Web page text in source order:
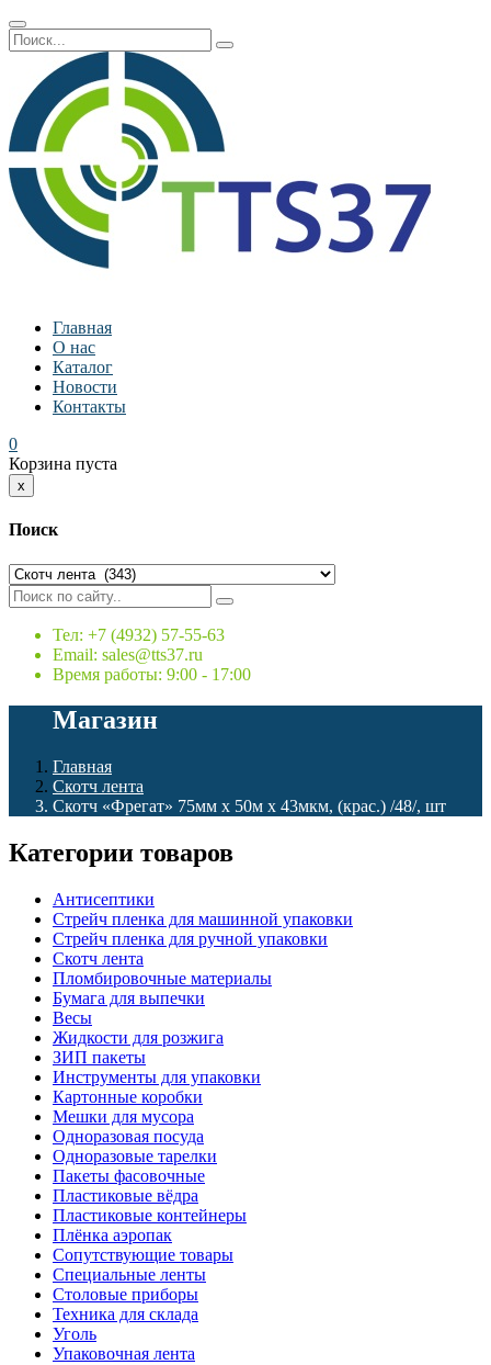
Главная
О нас
Каталог
Новости
Контакты
0
Корзина пуста
x
Поиск
Тел: +7 (4932) 57-55-63
Email: sales@tts37.ru
Время работы: 9:00 - 17:00
Магазин
Главная
Скотч лента
Скотч «Фрегат» 75мм х 50м х 43мкм, (крас.) /48/, шт
Категории товаров
Антисептики
Стрейч пленка для машинной упаковки
Стрейч пленка для ручной упаковки
Скотч лента
Пломбировочные материалы
Бумага для выпечки
Весы
Жидкости для розжига
ЗИП пакеты
Инструменты для упаковки
Картонные коробки
Мешки для мусора
Одноразовая посуда
Одноразовые тарелки
Пакеты фасовочные
Пластиковые вёдра
Пластиковые контейнеры
Плёнка аэропак
Сопутствующие товары
Специальные ленты
Столовые приборы
Техника для склада
Уголь
Упаковочная лента